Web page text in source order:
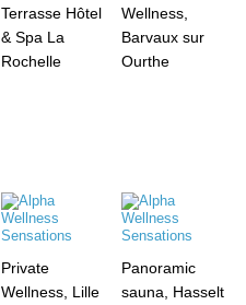
Terrasse Hôtel
& Spa La
Rochelle
Wellness,
Barvaux sur
Ourthe
Private
Wellness, Lille
Panoramic
sauna, Hasselt